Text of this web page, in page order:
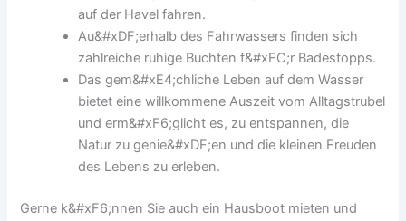
auf der Havel fahren.
Au&#xDF;erhalb des Fahrwassers finden sich
zahlreiche ruhige Buchten f&#xFC;r Badestopps.
Das gem&#xE4;chliche Leben auf dem Wasser
bietet eine willkommene Auszeit vom Alltagstrubel
und erm&#xF6;glicht es, zu entspannen, die
Natur zu genie&#xDF;en und die kleinen Freuden
des Lebens zu erleben.
Gerne k&#xF6;nnen Sie auch ein Hausboot mieten und